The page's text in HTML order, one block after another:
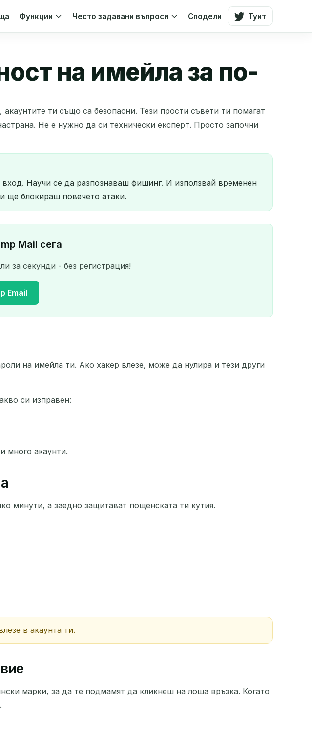
Функции Често задавани въпроси Сподели Туит
на имейла за по-
ти също са безопасни. Тези прости съвети ти помагат
Не е нужно да си технически експерт. Просто започни
Научи се да разпознаваш фишинг. И използвай временен
ще блокираш повечето атаки.
Mail сега
за секунди - без регистрация!
Email
адрес:
на имейла ти. Ако хакер влезе, може да нулира и тези други
си изправен:
много акаунти.
минути, а заедно защитават пощенската ти кутия.
в акаунта ти.
марки, за да те подмамят да кликнеш на лоша връзка. Когато